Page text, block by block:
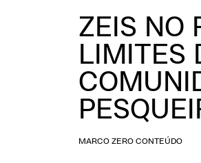
ZEIS NO
LIMITES
MARCO ZERO CONTEÚDO